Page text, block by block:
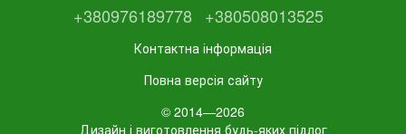
+380976189778 +380508013525
Контактна інформація
Повна версія сайту
© 2014—2026
Дизайн і виготовлення будь-яких підлог